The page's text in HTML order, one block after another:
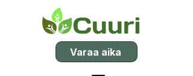
Varaa aika